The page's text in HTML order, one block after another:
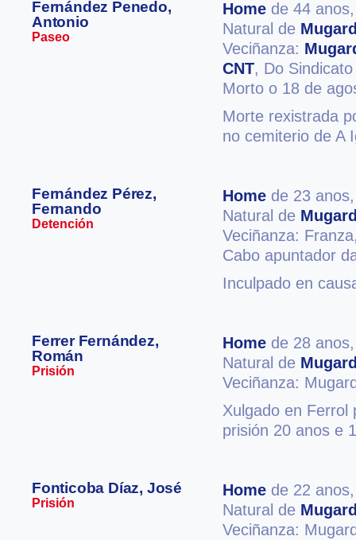
Fernández Penedo,
Antonio
Paseo
Home de 44
Natural de
Veciñanza:
CNT, Do
Morto o 18 de
Morte rexistrada
no cemiterio de A
Fernández Pérez,
Fernando
Detención
Home de 23
Natural de
Veciñanza:
Cabo apuntador
Inculpado en
Ferrer Fernández,
Román
Prisión
Home de 28
Natural de
Veciñanza:
Xulgado en Ferrol
prisión 20 anos e
Fonticoba Díaz, José
Prisión
Home de 22
Natural de
Veciñanza: